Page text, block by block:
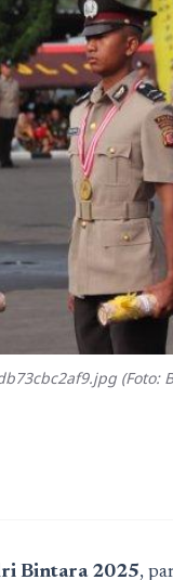
(Foto:
Bintara 2025,